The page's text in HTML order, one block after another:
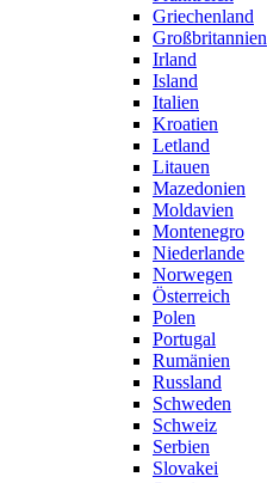
Griechenland
Großbritannien
Irland
Island
Italien
Kroatien
Letland
Litauen
Mazedonien
Moldavien
Montenegro
Niederlande
Norwegen
Österreich
Polen
Portugal
Rumänien
Russland
Schweden
Schweiz
Serbien
Slovakei